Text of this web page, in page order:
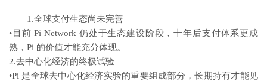
1.全球支付生态尚未完善
•目前 Pi Network 仍处于生态建设阶段，十年后支付体系更成
熟，Pi 的价值才能充分体现。
2.去中心化经济的终极试验
•Pi 是全球去中心化经济实验的重要组成部分，长期持有才能见